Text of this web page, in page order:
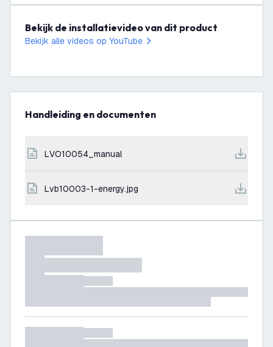
Bekijk de installatievideo van dit product
Bekijk alle videos op YouTube
Handleiding en documenten
LVO10054_manual
lvb10003-1-energy.jpg